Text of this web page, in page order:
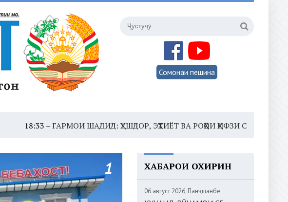
Сомонаи пешина
ГАРМОИ ШАДИД: ҲУШДОР, ЭҲТИЁТ ВА РОҲҲОИ ҲИФЗИ САЛОМАТӢ16:35 –
ХАБАРҲОИ ОХИРИН
06 август 2026, Панҷшанбе